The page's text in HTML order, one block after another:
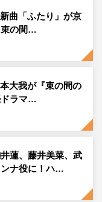
生徒」という、い
ごす2人の儚くも
公の哲学講師・萬
SixTONESの京本大
藤原さくらが演じ
を描いたメインビ
も解禁。一花の大学
おり役に山之内す
ク、笑って楽しめ
曲「ふたり」が京
束の間…
大我が『束の間の
ドラマ…
蓮、藤井美菜、武
ンナ役に！ハ…